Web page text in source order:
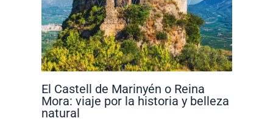
El Castell de Marinyén o Reina
Mora: viaje por la historia y belleza
natural